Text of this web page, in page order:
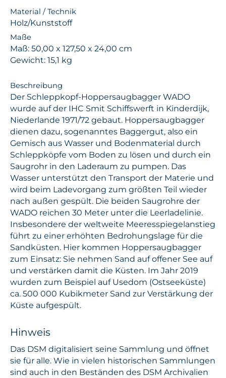
Material / Technik
Holz/Kunststoff
Maße
Maß: 50,00 x 127,50 x 24,00 cm
Gewicht: 15,1 kg
Beschreibung
Der Schleppkopf-Hoppersaugbagger WADO
wurde auf der IHC Smit Schiffswerft in Kinderdijk,
Niederlande 1971/72 gebaut. Hoppersaugbagger
dienen dazu, sogenanntes Baggergut, also ein
Gemisch aus Wasser und Bodenmaterial durch
Schleppköpfe vom Boden zu lösen und durch ein
Saugrohr in den Laderaum zu pumpen. Das
Wasser unterstützt den Transport der Materie und
wird beim Ladevorgang zum größten Teil wieder
nach außen gespült. Die beiden Saugrohre der
WADO reichen 30 Meter unter die Leerladelinie.
Insbesondere der weltweite Meeresspiegelanstieg
führt zu einer erhöhten Bedrohungslage für die
Sandküsten. Hier kommen Hoppersaugbagger
zum Einsatz: Sie nehmen Sand auf offener See auf
und verstärken damit die Küsten. Im Jahr 2019
wurden zum Beispiel auf Usedom (Ostseeküste)
ca. 500 000 Kubikmeter Sand zur Verstärkung der
Küste aufgespült.
Hinweis
Das DSM digitalisiert seine Sammlung und öffnet
sie für alle. Wie in vielen historischen Sammlungen
sind auch in den Beständen des DSM Archivalien